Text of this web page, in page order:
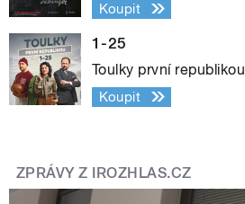
Koupit
1-25
Toulky první republikou
Koupit
ZPRÁVY Z IROZHLAS.CZ